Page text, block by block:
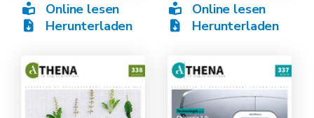
Online lesen
Herunterladen
Online lesen
Herunterladen